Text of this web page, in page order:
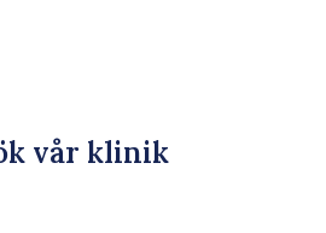
vår klinik